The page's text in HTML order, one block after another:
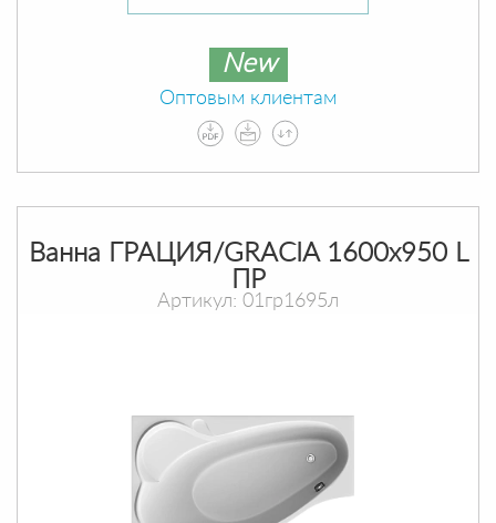
New
Оптовым клиентам
Ванна ГРАЦИЯ/GRACIA 1600х950 L
ПР
Артикул: 01гр1695л